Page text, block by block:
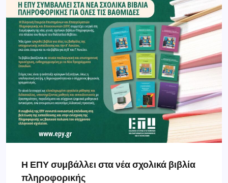
Η ΕΠΥ συμβάλλει στα νέα σχολικά βιβλία
πληροφορικής